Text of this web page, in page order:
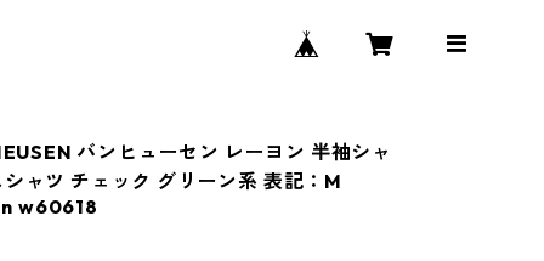
バンヒューセン レーヨン 半袖シャ
シャツ チェック グリーン系 表記：M
w60618